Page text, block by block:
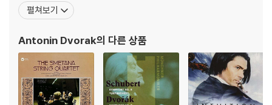
AYDN - STRING QUARTETS OP. 20/4 & OP. 74/3 35-37. BRAH
AK - STRING QUARTET NO. 13 BORODIN · DOHNANYI - STRING
QUARTETS NO. 2 MOZART - STRING QUARTETS NOS. 20 “HO
FFMEISTER” & 21 “PRUSSIAN NO. 1” BRAHMS - STRING QUINTE
TS ZUKERMAN SCHUBERT - PIANO QUINTET “TROUT” MOZA
RT - EINE KLEINE NACHTMUSIK AX · LEVINE VERDI - STRING Q
친을 설득한 보람으로 1857년 16세에 프라하의 오르간학교에 입학
간 학교에서의 교육보다도 학우이며 훗날의 지휘자 칼레르 벤달과
펼쳐보기
Antonin Dvorak의 다른 상품